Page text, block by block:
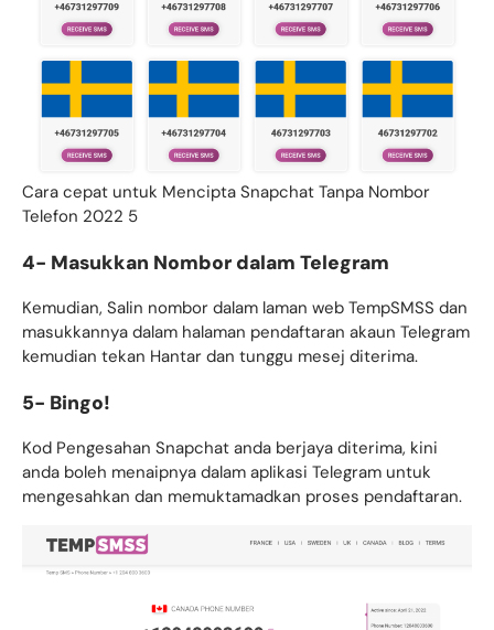
Cara cepat untuk Mencipta Snapchat Tanpa Nombor
Telefon 2022 5
4- Masukkan Nombor dalam Telegram
Kemudian, Salin nombor dalam laman web TempSMSS dan
masukkannya dalam halaman pendaftaran akaun Telegram
kemudian tekan Hantar dan tunggu mesej diterima.
5- Bingo!
Kod Pengesahan Snapchat anda berjaya diterima, kini
anda boleh menaipnya dalam aplikasi Telegram untuk
mengesahkan dan memuktamadkan proses pendaftaran.